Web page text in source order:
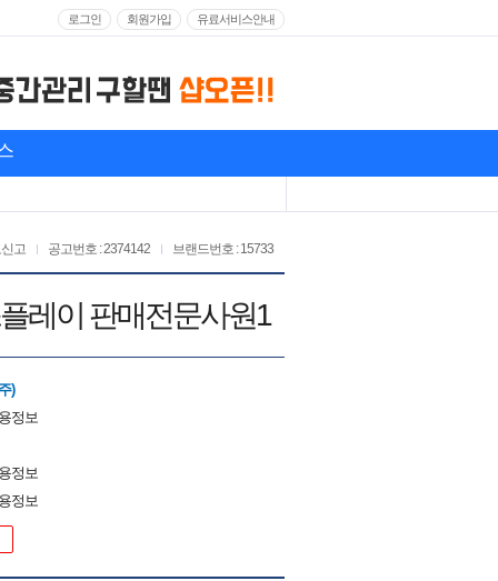
로그인 회원가입 유료서비스안내
브랜드번호 : 15733
공고번호 : 2374142
고
레이 판매전문사원1
)
정보
정보
정보